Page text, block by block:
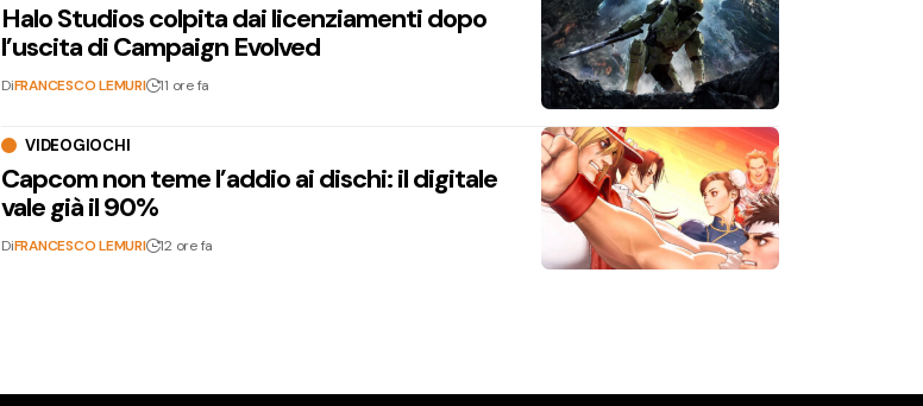
Halo Studios colpita dai licenziamenti dopo
l’uscita di Campaign Evolved
DiFRANCESCO LEMURI 11 ore fa
VIDEOGIOCHI
Capcom non teme l’addio ai dischi: il digitale
vale già il 90%
DiFRANCESCO LEMURI 12 ore fa